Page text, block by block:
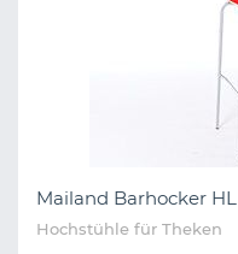
Mailand Barhocker HL
Hochstühle für Theken